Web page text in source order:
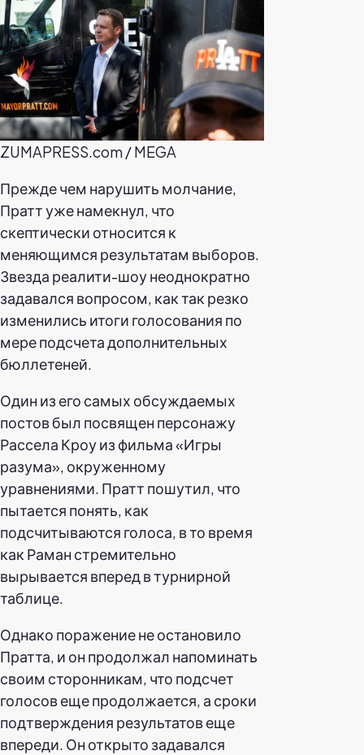
ZUMAPRESS.com / MEGA
Прежде чем нарушить молчание,
Пратт уже намекнул, что
скептически относится к
меняющимся результатам выборов.
Звезда реалити-шоу неоднократно
задавался вопросом, как так резко
изменились итоги голосования по
мере подсчета дополнительных
бюллетеней.
Один из его самых обсуждаемых
постов был посвящен персонажу
Рассела Кроу из фильма «Игры
разума», окруженному
уравнениями. Пратт пошутил, что
пытается понять, как
подсчитываются голоса, в то время
как Раман стремительно
вырывается вперед в турнирной
таблице.
Однако поражение не остановило
Пратта, и он продолжал напоминать
своим сторонникам, что подсчет
голосов еще продолжается, а сроки
подтверждения результатов еще
впереди. Он открыто задавался